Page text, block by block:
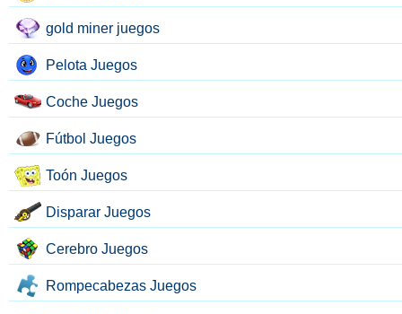
gold miner juegos
Pelota Juegos
Coche Juegos
Fútbol Juegos
Toón Juegos
Disparar Juegos
Cerebro Juegos
Rompecabezas Juegos